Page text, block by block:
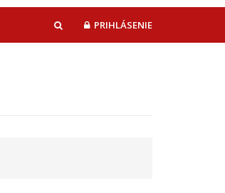
HĽADAŤPRIHLÁSENIE